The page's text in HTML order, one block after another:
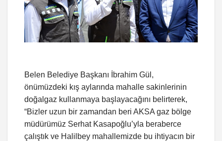
Belen Belediye Başkanı İbrahim Gül,
önümüzdeki kış aylarında mahalle sakinlerinin
doğalgaz kullanmaya başlayacağını belirterek,
“Bizler uzun bir zamandan beri AKSA gaz bölge
müdürümüz Serhat Kasapoğlu’yla beraberce
çalıştık ve Halilbey mahallemizde bu ihtiyacın bir